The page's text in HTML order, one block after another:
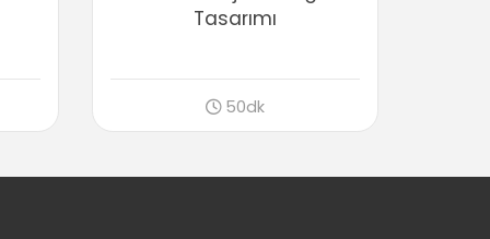
animasyon ekleme
Çıkış (Export)
İnteraktif PDF için export
Tasarımı
50dk